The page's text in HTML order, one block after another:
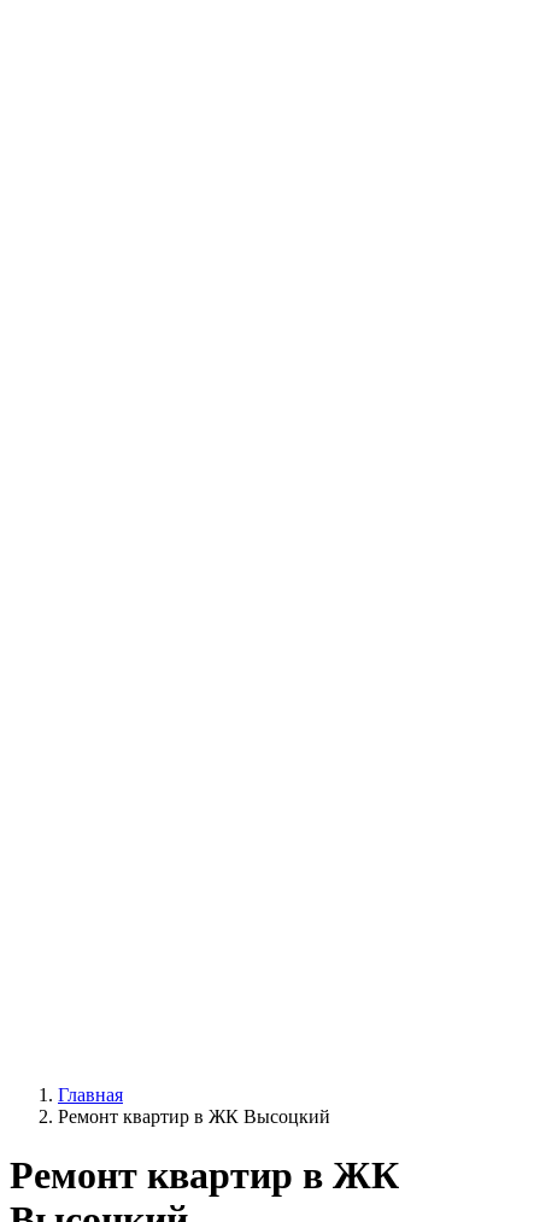
Главная
Ремонт квартир в ЖК Высоцкий
Ремонт квартир в ЖК